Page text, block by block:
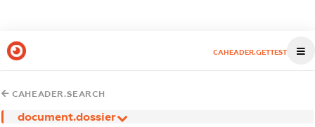
CAHEADER.GETTEST
CAHEADER.SEARCH
document.dossier